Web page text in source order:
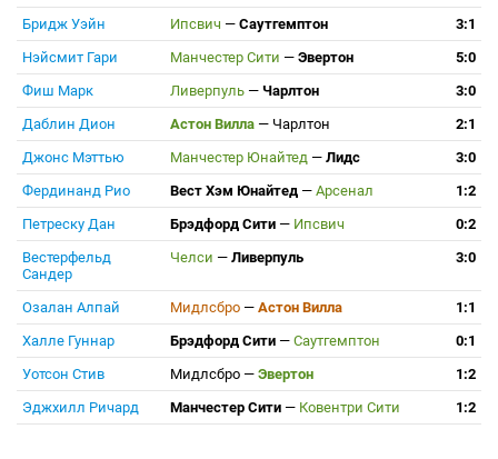
Бридж Уэйн
Ипсвич — Саутгемптон
3:1
Нэйсмит Гари
Манчестер Сити — Эвертон
5:0
Фиш Марк
Ливерпуль — Чарлтон
3:0
Даблин Дион
Астон Вилла — Чарлтон
2:1
Джонс Мэттью
Манчестер Юнайтед — Лидс
3:0
Фердинанд Рио
Вест Хэм Юнайтед — Арсенал
1:2
Петреску Дан
Брэдфорд Сити — Ипсвич
0:2
Вестерфельд
Сандер
Челси — Ливерпуль 3:0
Озалан Алпай Мидлсбро — Астон Вилла
1:1
Халле Гуннар
Брэдфорд Сити — Саутгемптон
0:1
Уотсон Стив
Мидлсбро — Эвертон
1:2
Эджхилл Ричард
Манчестер Сити — Ковентри Сити 1:2